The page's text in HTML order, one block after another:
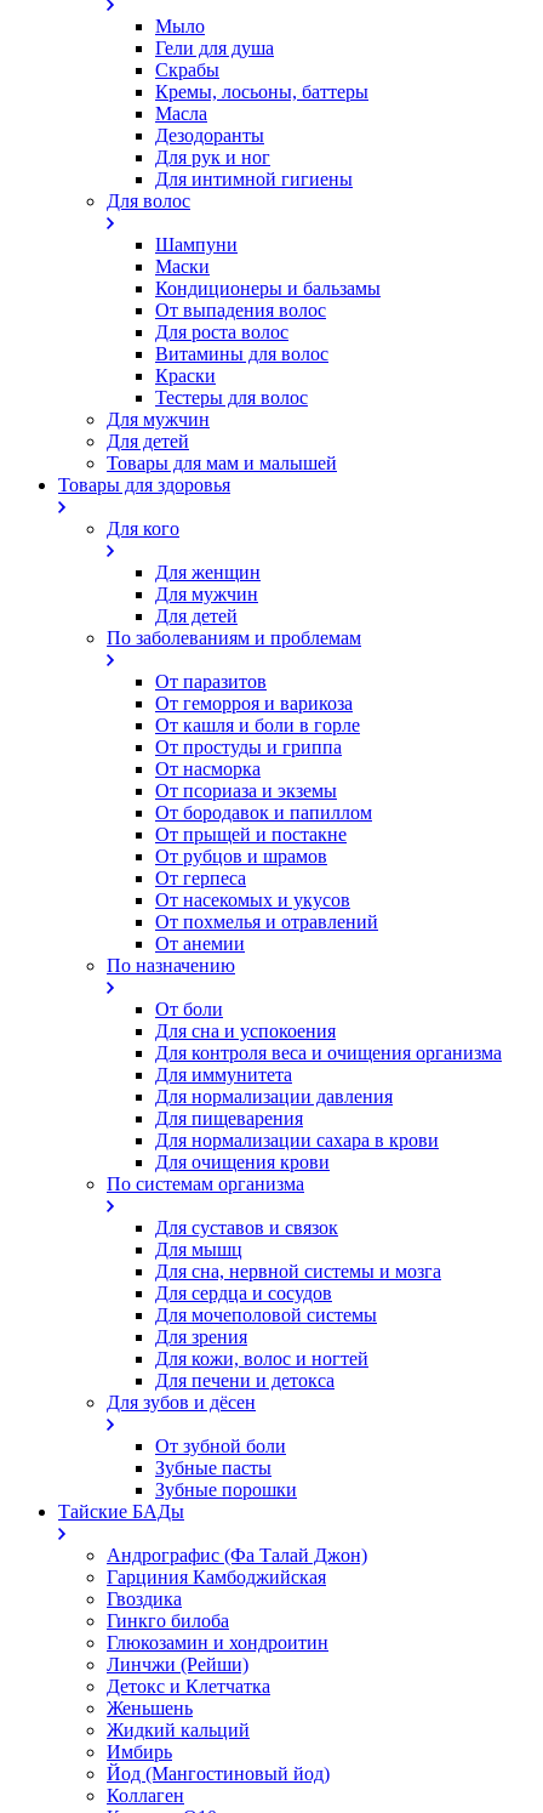
Мыло
Гели для душа
Скрабы
Кремы, лосьоны, баттеры
Масла
Дезодоранты
Для рук и ног
Для интимной гигиены
Для волос
Шампуни
Маски
Кондиционеры и бальзамы
От выпадения волос
Для роста волос
Витамины для волос
Краски
Тестеры для волос
Для мужчин
Для детей
Товары для мам и малышей
Товары для здоровья
Для кого
Для женщин
Для мужчин
Для детей
По заболеваниям и проблемам
От паразитов
Oт геморроя и варикоза
От кашля и боли в горле
От простуды и гриппа
От насморка
Oт псориаза и экземы
От бородавок и папиллом
От прыщей и постакне
От рубцов и шрамов
От герпеса
От насекомых и укусов
От похмелья и отравлений
От анемии
По назначению
От боли
Для сна и успокоения
Для контроля веса и очищения организма
Для иммунитета
Для нормализации давления
Для пищеварения
Для нормализации сахара в крови
Для очищения крови
По системам организма
Для суставов и связок
Для мышц
Для сна, нервной системы и мозга
Для сердца и сосудов
Для мочеполовой системы
Для зрения
Для кожи, волос и ногтей
Для печени и детокса
Для зубов и дёсен
От зубной боли
Зубные пасты
Зубные порошки
Тайские БАДы
Андрографис (Фа Талай Джон)
Гарциния Камбоджийская
Гвоздика
Гинкго билоба
Глюкозамин и хондроитин
Линчжи (Рейши)
Детокс и Клетчатка
Женьшень
Жидкий кальций
Имбирь
Йод (Мангостиновый йод)
Коллаген